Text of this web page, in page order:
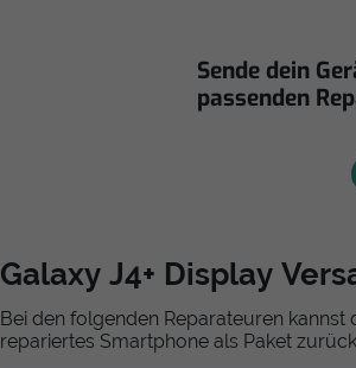
Sende dein
passenden
Galaxy J4+ Display
Bei den folgenden Reparateuren kannst
repariertes Smartphone als Paket